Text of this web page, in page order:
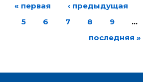
« первая ‹ предыдущая
5
6 7 8 9 …
последняя »